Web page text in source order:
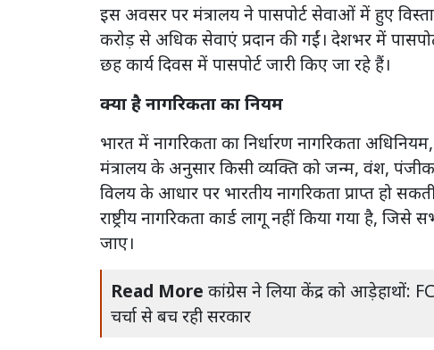
इस अवसर पर मंत्रालय ने पासपोर्ट सेवाओं में हुए
करोड़ से अधिक सेवाएं प्रदान की गईं। देशभर में
छह कार्य दिवस में पासपोर्ट जारी किए जा रहे हैं।
क्या है नागरिकता का नियम
भारत में नागरिकता का निर्धारण नागरिकता
मंत्रालय के अनुसार किसी व्यक्ति को जन्म, वंश,
विलय के आधार पर भारतीय नागरिकता प्राप्त हो
राष्ट्रीय नागरिकता कार्ड लागू नहीं किया गया है, जिसे
जाए।
Read More कांग्रेस ने लिया केंद्र को आड़ेहाथों:
चर्चा से बच रही सरकार